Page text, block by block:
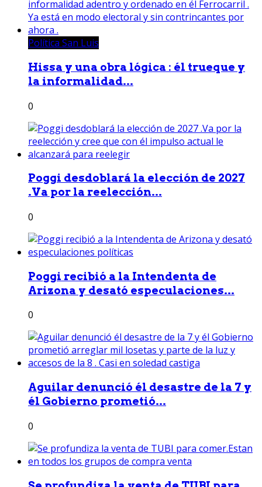
Política San Luis
Hissa y una obra lógica : él trueque y
la informalidad...
0
Poggi desdoblará la elección de 2027
.Va por la reelección...
0
Poggi recibió a la Intendenta de
Arizona y desató especulaciones...
0
Aguilar denunció él desastre de la 7 y
él Gobierno prometió...
0